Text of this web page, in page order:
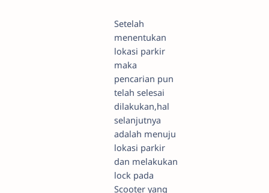
Setelah
menentukan
lokasi parkir
maka
pencarian pun
telah selesai
dilakukan,hal
selanjutnya
adalah menuju
lokasi parkir
dan melakukan
lock pada
Scooter yang